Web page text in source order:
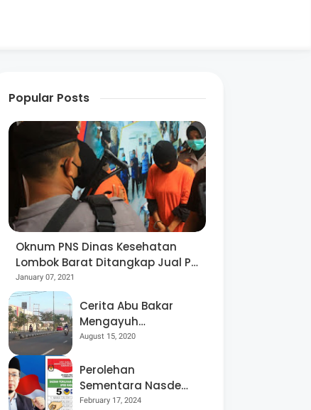
Popular Posts
Oknum PNS Dinas Kesehatan
Lombok Barat Ditangkap Jual Pil
Ekstasi
January 07, 2021
Cerita Abu Bakar
Mengayuh
Sepedanya Selama
Menggelorakan
Kemerdekaan
August 15, 2020
Perolehan
Sementara Nasdem
Lobar Tertinggi,
February 17, 2024